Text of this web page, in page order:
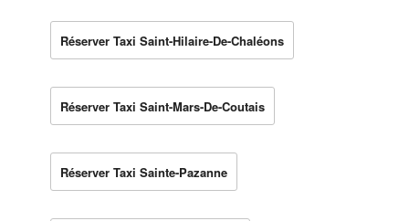
Réserver Taxi Saint-Hilaire-De-Chaléons
Réserver Taxi Saint-Mars-De-Coutais
Réserver Taxi Sainte-Pazanne